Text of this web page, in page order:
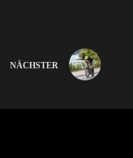
NÄCHSTER